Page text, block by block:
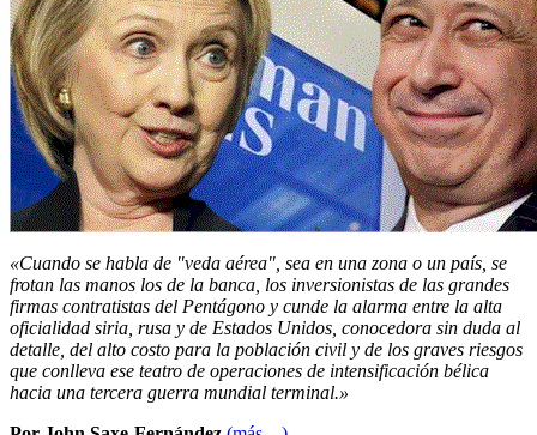
«Cuando se habla de veda aérea
, sea en una zona o un país, se
frotan las manos los de la banca, los inversionistas de las grandes
firmas contratistas del Pentágono y cunde la alarma entre la alta
oficialidad siria, rusa y de Estados Unidos, conocedora sin duda al
detalle, del alto costo para la población civil y de los graves riesgos
que conlleva ese teatro de operaciones de intensificación bélica
hacia una tercera guerra mundial terminal.»